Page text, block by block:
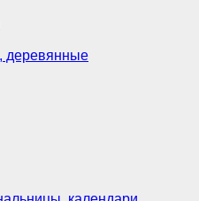
деревянные